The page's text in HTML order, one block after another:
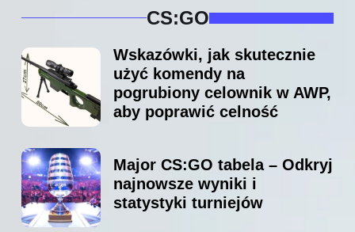
CS:GO
Wskazówki, jak skutecznie
użyć komendy na
pogrubiony celownik w AWP,
aby poprawić celność
Major CS:GO tabela – Odkryj
najnowsze wyniki i
statystyki turniejów